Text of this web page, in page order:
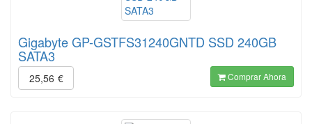
Gigabyte GP-GSTFS31240GNTD SSD 240GB
SATA3
25,56 € Comprar Ahora